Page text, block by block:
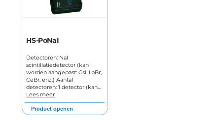
HS-PoNaI
Detectoren: NaI
scintillatiedetector (kan
worden aangepast: CsI, LaBr,
CeBr, enz.) Aantal
detectoren: 1 detector (kan…
Lees meer
Product openen